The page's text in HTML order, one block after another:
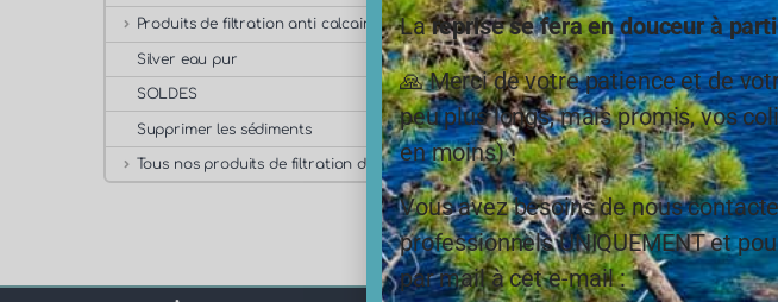
Produits de filtration anti calcaire
Silver eau pur
SOLDES
Supprimer les sédiments
Tous nos produits de filtration de l'eau
Lareprise se fera en douceur à
🙏 Merci de votre patience et de
peu plus longs, mais promis, vos
en moins) !
Vous avez besoins de nous
professionnels UNIQUEMENT et
par mail à cet e-mail :